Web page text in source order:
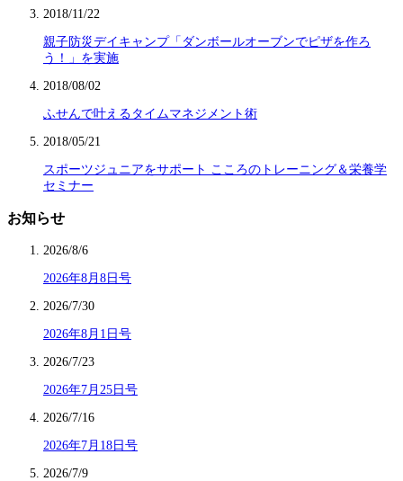
2018/11/22
親子防災デイキャンプ「ダンボールオーブンでピザを作ろ
う！」を実施
2018/08/02
ふせんで叶えるタイムマネジメント術
2018/05/21
スポーツジュニアをサポート こころのトレーニング＆栄養学
セミナー
お知らせ
2026/8/6
2026年8月8日号
2026/7/30
2026年8月1日号
2026/7/23
2026年7月25日号
2026/7/16
2026年7月18日号
2026/7/9